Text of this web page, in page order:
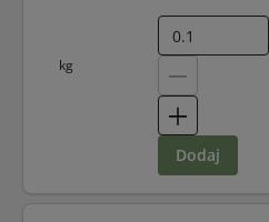
kg
dodaj